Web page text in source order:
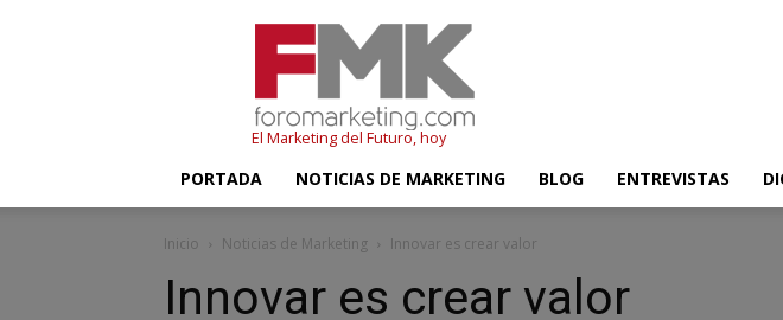
El Marketing del Futuro, hoy
PORTADA NOTICIAS DE MARKETING BLOG ENTREVISTAS
Inicio Noticias de Marketing Innovar es crear valor
Innovar es crear valor